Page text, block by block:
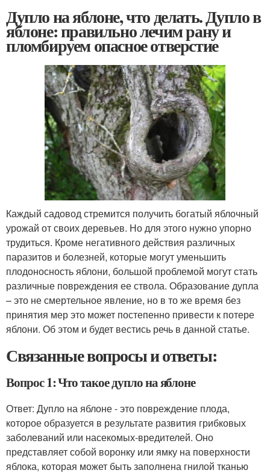
Дупло на яблоне, что делать. Дупло в
яблоне: правильно лечим рану и
пломбируем опасное отверстие
Каждый садовод стремится получить богатый яблочный
урожай от своих деревьев. Но для этого нужно упорно
трудиться. Кроме негативного действия различных
паразитов и болезней, которые могут уменьшить
плодоносность яблони, большой проблемой могут стать
различные повреждения ее ствола. Образование дупла
– это не смертельное явление, но в то же время без
принятия мер это может постепенно привести к потере
яблони. Об этом и будет вестись речь в данной статье.
Связанные вопросы и ответы:
Вопрос 1: Что такое дупло на яблоне
Ответ: Дупло на яблоне - это повреждение плода,
которое образуется в результате развития грибковых
заболеваний или насекомых-вредителей. Оно
представляет собой воронку или ямку на поверхности
яблока, которая может быть заполнена гнилой тканью